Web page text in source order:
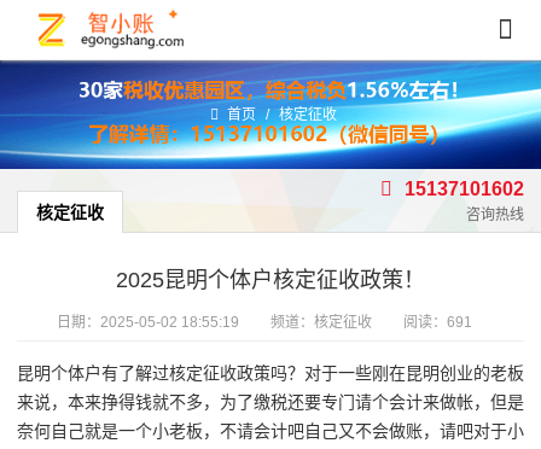
首页 / 核定征收
核定征收
15137101602
咨询热线
2025昆明个体户核定征收政策！
日期： 2025-05-02 18:55:19 频道： 核定征收 阅读：691
昆明个体户有了解过核定征收政策吗？对于一些刚在昆明创业的老板
来说，本来挣得钱就不多，为了缴税还要专门请个会计来做帐，但是
奈何自己就是一个小老板，不请会计吧自己又不会做账，请吧对于小